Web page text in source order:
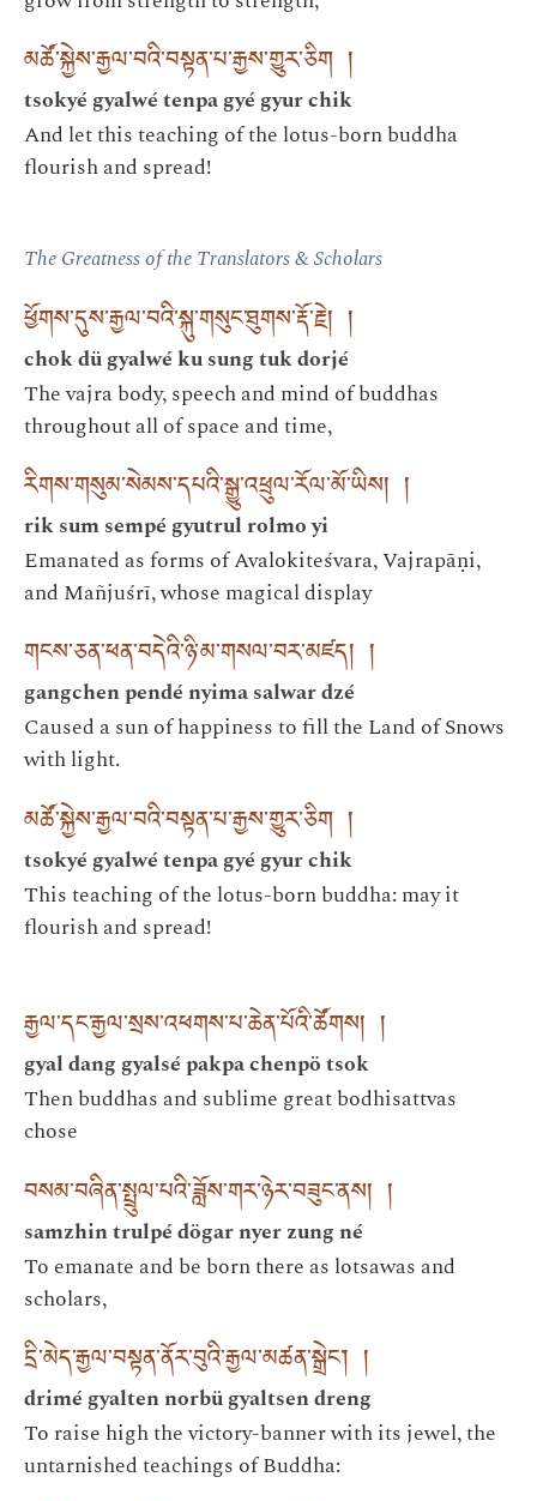
མཚོ་སྐྱེས་རྒྱལ་བའི་བསྟན་པ་རྒྱས་གྱུར་ཅིག །
tsokyé gyalwé tenpa gyé gyur chik
And let this teaching of the lotus-born buddha
flourish and spread!
The Greatness of the Translators & Scholars
ཕྱོགས་དུས་རྒྱལ་བའི་སྐུ་གསུང་ཐུགས་རྡོ་རྗེ། །
chok dü gyalwé ku sung tuk dorjé
The vajra body, speech and mind of buddhas
throughout all of space and time,
རིགས་གསུམ་སེམས་དཔའི་སྒྱུ་འཕྲུལ་རོལ་མོ་ཡིས། །
rik sum sempé gyutrul rolmo yi
Emanated as forms of Avalokiteśvara, Vajrapāṇi,
and Mañjuśrī, whose magical display
གངས་ཅན་ཕན་བདེའི་ཉི་མ་གསལ་བར་མཛད། །
gangchen pendé nyima salwar dzé
Caused a sun of happiness to fill the Land of Snows
with light.
མཚོ་སྐྱེས་རྒྱལ་བའི་བསྟན་པ་རྒྱས་གྱུར་ཅིག །
tsokyé gyalwé tenpa gyé gyur chik
This teaching of the lotus-born buddha: may it
flourish and spread!
རྒྱལ་དང་རྒྱལ་སྲས་འཕགས་པ་ཆེན་པོའི་ཚོགས། །
gyal dang gyalsé pakpa chenpö tsok
Then buddhas and sublime great bodhisattvas
chose
བསམ་བཞིན་སྤྲུལ་པའི་ཟློས་གར་ཉེར་བཟུང་ནས། །
samzhin trulpé dögar nyer zung né
To emanate and be born there as lotsawas and
scholars,
དྲི་མེད་རྒྱལ་བསྟན་ནོར་བུའི་རྒྱལ་མཚན་སྒྲེང༌། །
drimé gyalten norbü gyaltsen dreng
To raise high the victory-banner with its jewel, the
untarnished teachings of Buddha: